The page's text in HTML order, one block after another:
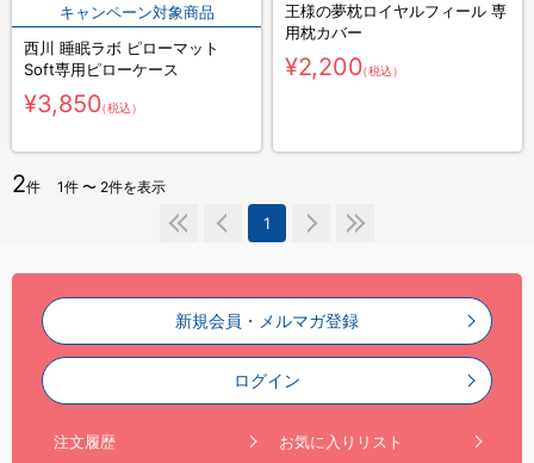
西川 睡眠ラボ ピローマット
Soft専用ピローケース
¥3,850（税込）
王様の夢枕ロイヤルフィール 専
用枕カバー
¥2,200（税込）
2件 1件 〜 2件を表示
1
新規会員・メルマガ登録
ログイン
注文履歴 お気に入りリスト